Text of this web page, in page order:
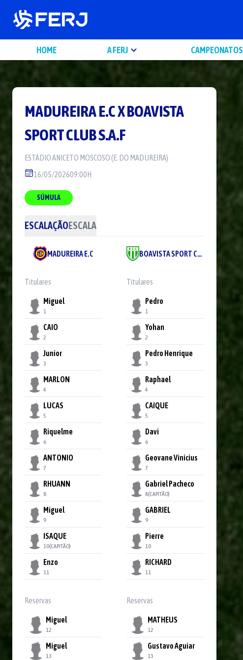
HOME A FERJ CAMPEONATOS
MADUREIRA E.CXBOAVISTA
SPORT CLUB S.A.F
ESTÁDIOANICETO MOSCOSO (E. DO MADUREIRA)
16/05/202609:00H
SÚMULA
ESCALAÇÃOESCALA
MADUREIRA E.C
Titulares
Miguel
1
CAIO
2
Junior
3
MARLON
4
LUCAS
5
Riquelme
6
ANTONIO
7
RHUANN
8
Miguel
9
ISAQUE
10(CAPITÃO)
Enzo
11
Reservas
Miguel
12
Miguel
13
BOAVISTA SPORT CLUB S.A.F
Titulares
Pedro
1
Yohan
2
Pedro Henrique
3
Raphael
4
CAIQUE
5
Davi
6
Geovane Vinicius
7
Gabriel Pacheco
8(CAPITÃO)
GABRIEL
9
Pierre
10
RICHARD
11
Reservas
MATHEUS
12
Gustavo Aguiar
13